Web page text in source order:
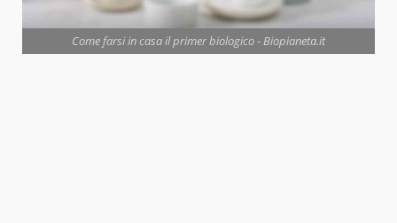
Come farsi in casa il primer biologico - Biopianeta.it